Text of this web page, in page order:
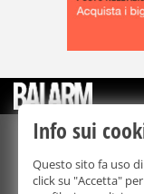
La riproduzione
forma,
Info sui
Questo sito fa uso
click su "Accetta"